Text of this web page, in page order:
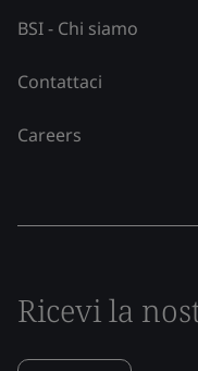
BSI - Chi siamo
Contattaci
Careers
Ricevi la